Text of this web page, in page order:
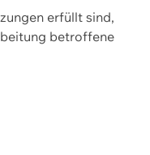
erfüllt sind,
betroffene